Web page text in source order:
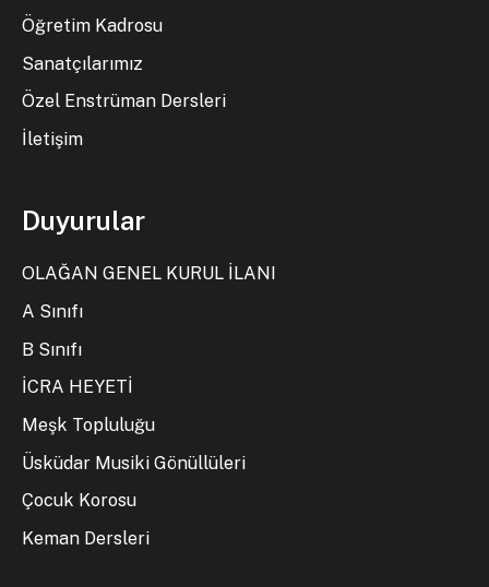
Öğretim Kadrosu
Sanatçılarımız
Özel Enstrüman Dersleri
İletişim
Duyurular
OLAĞAN GENEL KURUL İLANI
A Sınıfı
B Sınıfı
İCRA HEYETİ
Meşk Topluluğu
Üsküdar Musiki Gönüllüleri
Çocuk Korosu
Keman Dersleri